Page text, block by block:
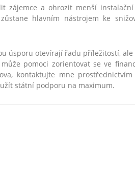
zájemce a ohrozit menší
hlavním nástrojem ke
úsporu otevírají řadu příležitostí,
pomoci zorientovat se ve
kontaktujte mne
státní podporu na maximum.